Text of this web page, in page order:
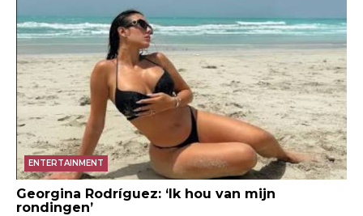
ENTERTAINMENT
Georgina Rodríguez: ‘Ik hou van mijn
rondingen’